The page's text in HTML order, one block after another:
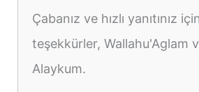
Çabanız ve hızlı yanıtınız
teşekkürler, Wallahu'Aglam
Alaykum.